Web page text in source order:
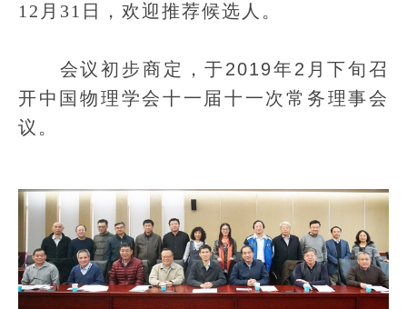
12月31日，欢迎推荐候选人。
会议初步商定，于2019年2月下旬召
开中国物理学会十一届十一次常务理事会
议。